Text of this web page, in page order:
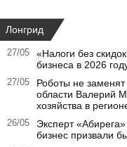
Лонгрид
27/05
«Налоги без
бизнеса в 2026
27/05
Роботы не
области Валерий
хозяйства в
26/05
Эксперт
бизнес призвали